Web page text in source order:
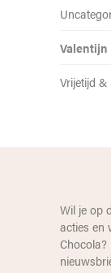
Valentijn
Vrijetijd
Wil je op
acties en